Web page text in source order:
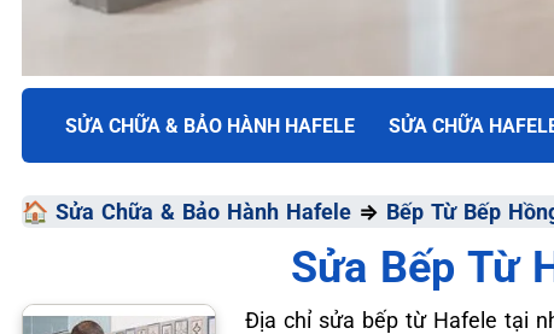
TRUNG TÂM BẢO HÀNH ĐIỆN MÁY VN
SỬA CHỮA & BẢO
HAFELE
Chất Lượng Tối Ưu - Giá Thành Tối Thiểu - Dịch Vụ Tối
SỬA CHỮA & BẢO HÀNH HAFELE SỬA CHỮA
🏠 Sửa Chữa & Bảo Hành Hafele ⇒ Bếp Từ Bếp
Sửa Bếp Từ
Địa chỉ sửa bếp từ Hafele tại